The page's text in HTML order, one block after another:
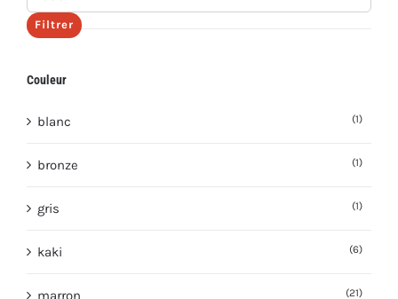
max
Filtrer
Couleur
blanc (1)
bronze (1)
gris (1)
kaki (6)
marron (21)